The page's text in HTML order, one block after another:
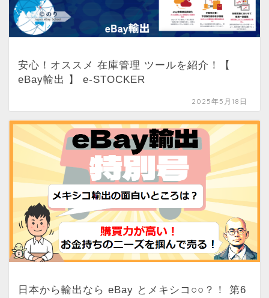
安心！オススメ 在庫管理 ツールを紹介！【
eBay輸出 】 e-STOCKER
2025年5月18日
日本から輸出なら eBay とメキシコ○○？！ 第6